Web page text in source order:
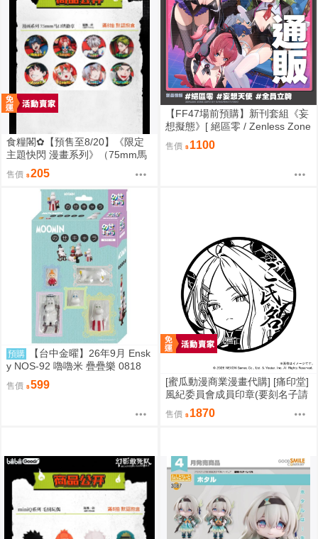
食糧閣✿【預售至8/20】《限定
主題快閃 漫畫系列》（75mm馬
口鐵徽章）惡靈剋星／幻影敢死
隊／主題快閃／宍喰野虎落／是
岸遊人／觀崎薰／多聞康太郎／
售價 205
【FF47場前預購】新刊套組《妄
想擬態》[ 絕區零 / Zenless Zone
Zero / 三酸化碳素 / 妄想天使 / 千
夏 / 愛芮 / 南宮羽 / 三小隻 / 夢想
售價 1100
預購
【台中金曜】26年9月 Ensk
y NOS-92 嚕嚕米 疊疊樂 0818
售價 599
[蜜瓜動漫商業漫畫代購] [痛印堂]
風紀委員會成員印章(要刻名子請
下單備註)(預約至8/28)(12月預
約)(蔚藍檔案)
售價 1870